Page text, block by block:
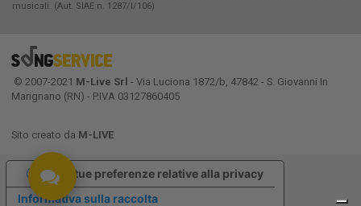
musicali. (Aut. SIAE n. 1287/I/106)
© 2007-2021 M-Live Srl - Via Luciona 1872/b, 47842 - S. Giovanni In
Marignano (RN) - P.IVA 03127860405
Sito creato da M-LIVE
Informativa sulla raccolta
Le tue preferenze relative alla privacy